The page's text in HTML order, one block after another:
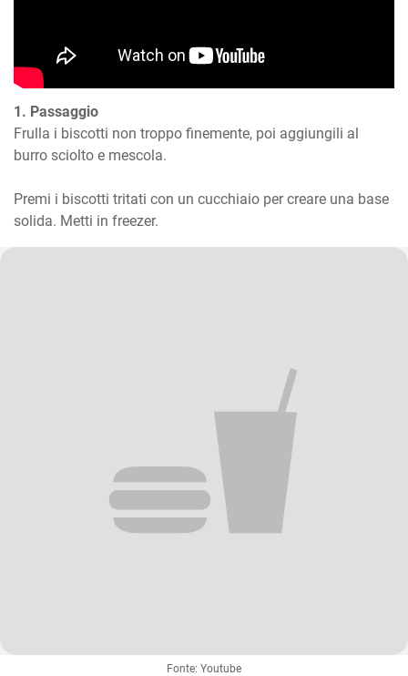
1. Passaggio
Frulla i biscotti non troppo finemente, poi aggiungili al
burro sciolto e mescola.
Premi i biscotti tritati con un cucchiaio per creare una base
solida. Metti in freezer.
Fonte: Youtube